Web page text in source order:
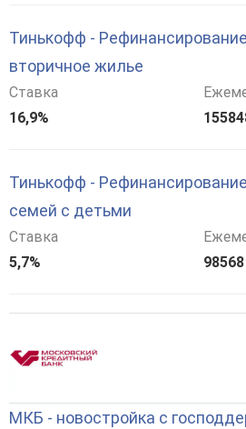
Тинькофф -
вторичное жилье
Ставка
16,9%
Тинькофф -
семей с детьми
Ставка
5,7%
98568
МКБ - новостройка с